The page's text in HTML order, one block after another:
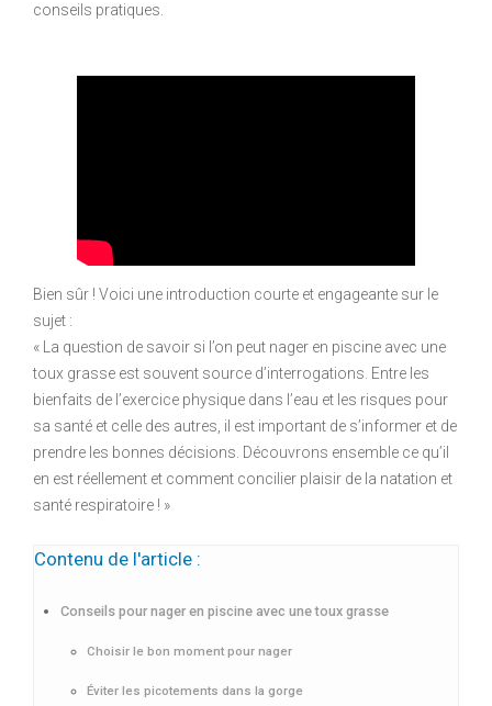
Bien sûr ! Voici une introduction courte et engageante sur le
sujet :
« La question de savoir si l’on peut nager en piscine avec une
toux grasse est souvent source d’interrogations. Entre les
bienfaits de l’exercice physique dans l’eau et les risques pour
sa santé et celle des autres, il est important de s’informer et de
prendre les bonnes décisions. Découvrons ensemble ce qu’il
en est réellement et comment concilier plaisir de la natation et
santé respiratoire ! »
Contenu de l'article :
Conseils pour nager en piscine avec une toux grasse
Choisir le bon moment pour nager
Éviter les picotements dans la gorge